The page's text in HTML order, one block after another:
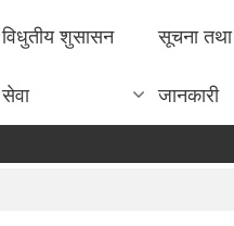
विधुतीय शुसासन
सेवा
सूचना तथा
जानकारी